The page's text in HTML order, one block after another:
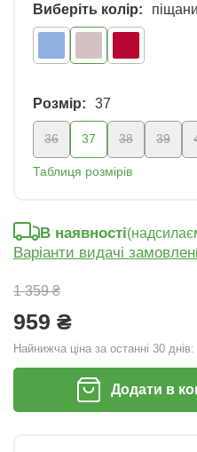
Виберіть колір:
Розмір: 37
36 37 38 39
Таблиця розмірів
1 359 ₴
959 ₴
Найнижча ціна за останні 30 днів:
В наявності
Варіанти видачі
Додати в